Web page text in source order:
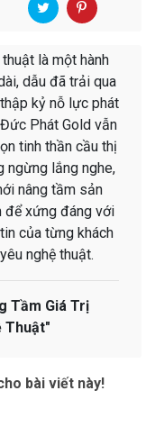
thuật là một hành
dẫu đã trải qua
kỷ nỗ lực phát
Phát Gold vẫn
tinh thần cầu thị
ngừng lắng nghe,
nâng tầm sản
để xứng đáng với
của từng khách
nghệ thuật.
Tầm Giá Trị
Thuật"
bài viết này!